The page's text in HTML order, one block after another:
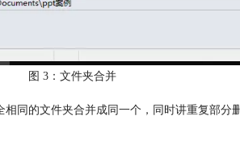
图 3：文件夹合并
同的文件夹合并成同一个，同时讲重复部